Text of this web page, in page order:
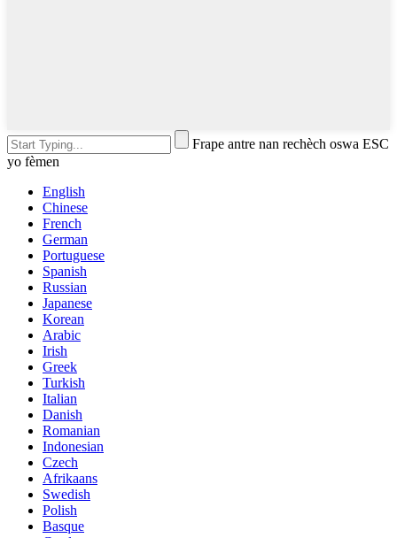
Frape antre nan rechèch oswa ESC
yo fèmen
English
Chinese
French
German
Portuguese
Spanish
Russian
Japanese
Korean
Arabic
Irish
Greek
Turkish
Italian
Danish
Romanian
Indonesian
Czech
Afrikaans
Swedish
Polish
Basque